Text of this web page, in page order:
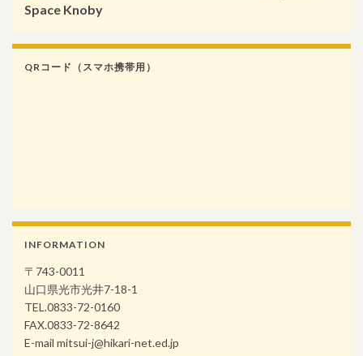
Space Knoby
QRコード（スマホ携帯用）
INFORMATION
〒743-0011
山口県光市光井7-18-1
TEL.0833-72-0160
FAX.0833-72-8642
E-mail mitsui-j@hikari-net.ed.jp